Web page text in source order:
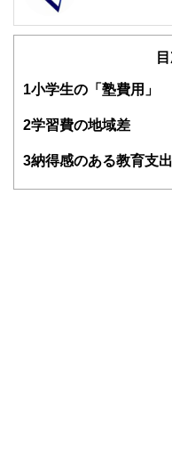
FinancialField編
知識がない方で
得者を中心に「お
験者で構成され
関わることで、
1 小学生の「塾費用」
2学習費の地域差
3納得感のある教育支